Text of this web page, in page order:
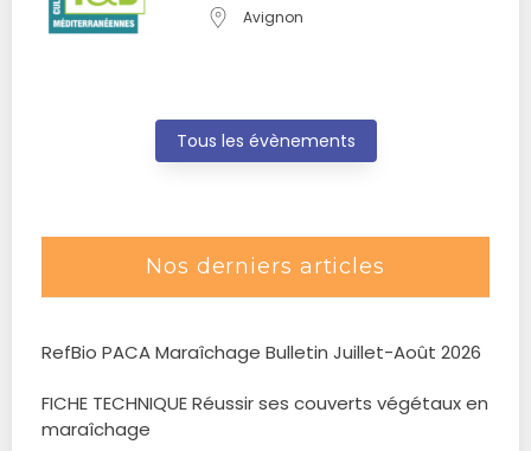
Avignon
Tous les évènements
Nos derniers articles
RefBio PACA Maraîchage Bulletin Juillet-Août 2026
FICHE TECHNIQUE Réussir ses couverts végétaux en
maraîchage